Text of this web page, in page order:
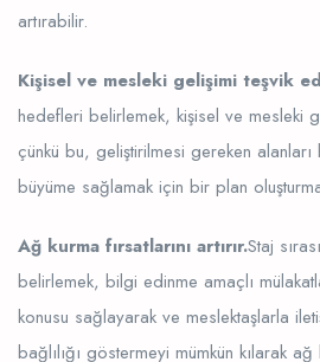
artırabilir.
Kişisel ve mesleki gelişimi teşvik
hedefleri belirlemek, kişisel ve mesleki
çünkü bu, geliştirilmesi gereken
büyüme sağlamak için bir plan
Ağ kurma fırsatlarını artırır.Staj
belirlemek, bilgi edinme amaçlı
konusu sağlayarak ve meslektaşlarla
bağlılığı göstermeyi mümkün kılarak ağ